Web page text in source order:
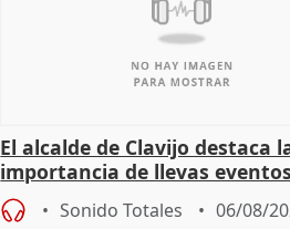
El alcalde de Clavijo destaca
importancia de llevas eventos
culturales a los pueblos
Sonido Totales 06/08/